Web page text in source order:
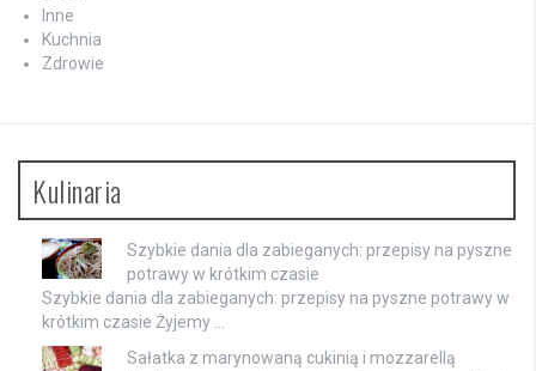
Inne
Kuchnia
Zdrowie
Kulinaria
Szybkie dania dla zabieganych: przepisy na pyszne
potrawy w krótkim czasie
Szybkie dania dla zabieganych: przepisy na pyszne potrawy w
krótkim czasie Żyjemy …
Sałatka z marynowaną cukinią i mozzarellą